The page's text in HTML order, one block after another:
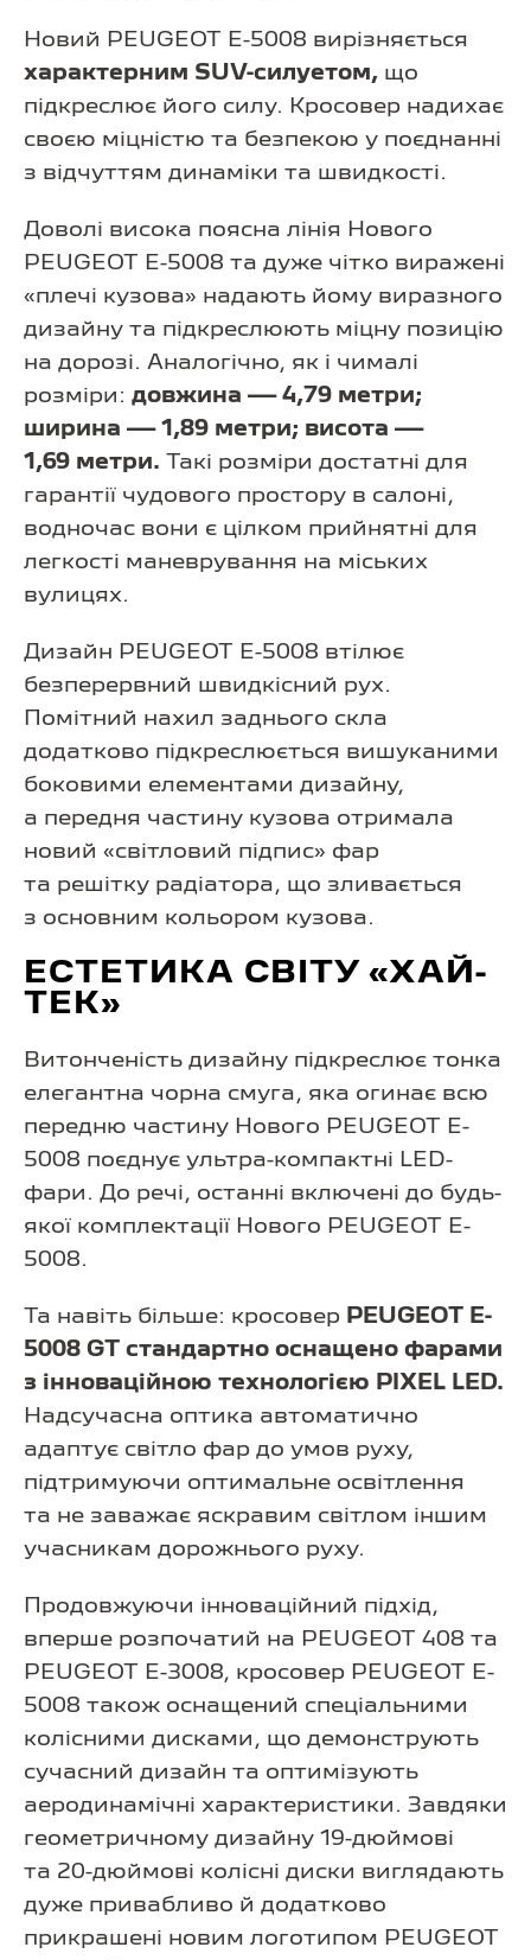
Новий PEUGEOT E-5008 вирізняється
характерним SUV-силуетом, що
підкреслює його силу. Кросовер надихає
своєю міцністю та безпекою у поєднанні
з відчуттям динаміки та швидкості.
Доволі висока поясна лінія Нового
PEUGEOT E-5008 та дуже чітко виражені
«плечі кузова» надають йому виразного
дизайну та підкреслюють міцну позицію
на дорозі. Аналогічно, як і чималі
розміри: довжина — 4,79 метри;
ширина — 1,89 метри; висота —
1,69 метри. Такі розміри достатні для
гарантії чудового простору в салоні,
водночас вони є цілком прийнятні для
легкості маневрування на міських
вулицях.
Дизайн PEUGEOT E-5008 втілює
безперервний швидкісний рух.
Помітний нахил заднього скла
додатково підкреслюється вишуканими
боковими елементами дизайну,
а передня частину кузова отримала
новий «світловий підпис» фар
та решітку радіатора, що зливається
з основним кольором кузова.
ЕСТЕТИКА СВІТУ «ХАЙ-
ТЕК»
Витонченість дизайну підкреслює тонка
елегантна чорна смуга, яка огинає всю
передню частину Нового PEUGEOT E-
5008 поєднує ультра-компактні LED-
фари. До речі, останні включені до будь-
якої комплектації Нового PEUGEOT E-
5008.
Та навіть більше: кросовер PEUGEOT E-
5008 GT стандартно оснащено фарами
з інноваційною технологією PIХEL LED.
Надсучасна оптика автоматично
адаптує світло фар до умов руху,
підтримуючи оптимальне освітлення
та не заважає яскравим світлом іншим
учасникам дорожнього руху.
Продовжуючи інноваційний підхід,
вперше розпочатий на PEUGEOT 408 та
PEUGEOT E-3008, кросовер PEUGEOT E-
5008 також оснащений спеціальними
колісними дисками, що демонструють
сучасний дизайн та оптимізують
аеродинамічні характеристики. Завдяки
геометричному дизайну 19-дюймові
та 20-дюймові колісні диски виглядають
дуже привабливо й додатково
прикрашені новим логотипом PEUGEOT